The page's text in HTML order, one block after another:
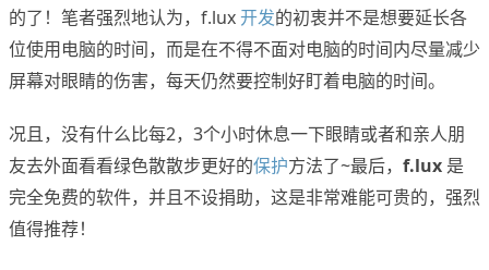
的了！笔者强烈地认为，f.lux开发的初衷并不是想要延长各
位使用电脑的时间，而是在不得不面对电脑的时间内尽量减少
屏幕对眼睛的伤害，每天仍然要控制好盯着电脑的时间。
况且，没有什么比每2，3个小时休息一下眼睛或者和亲人朋
友去外面看看绿色散散步更好的保护方法了~最后， f.lux 是
完全免费的软件，并且不设捐助，这是非常难能可贵的，强烈
值得推荐！